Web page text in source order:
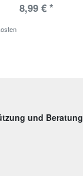
8,99 € *
und Beratung